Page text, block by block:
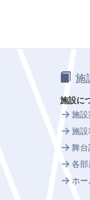
施
施設に
施設
施設
舞台
各部
ホー